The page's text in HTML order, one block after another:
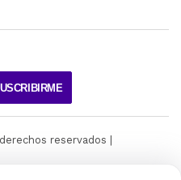
reservados |